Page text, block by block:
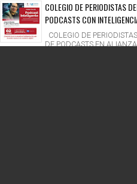
COLEGIO DE PERIODISTAS
PODCASTS CON
COLEGIO DE
DE PODCASTS EN